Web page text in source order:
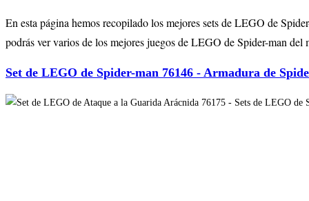
En esta página hemos recopilado los mejores sets de LEGO de
podrás ver varios de los mejores juegos de LEGO de Spider-man del
Set de LEGO de Spider-man 76146 - Armadura de